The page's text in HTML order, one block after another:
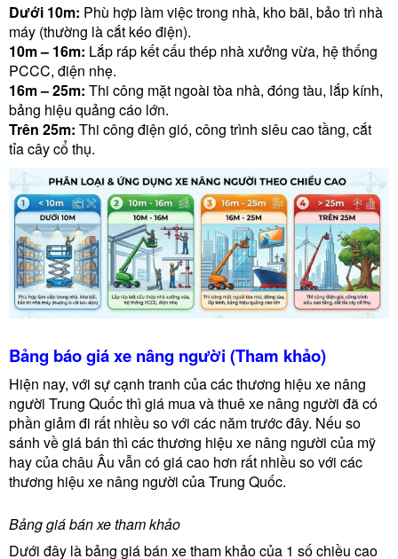
Dưới 10m: Phù hợp làm việc trong nhà, kho bãi, bảo trì nhà
máy (thường là cắt kéo điện).
10m – 16m: Lắp ráp kết cấu thép nhà xưởng vừa, hệ thống
PCCC, điện nhẹ.
16m – 25m: Thi công mặt ngoài tòa nhà, đóng tàu, lắp kính,
bảng hiệu quảng cáo lớn.
Trên 25m: Thi công điện gió, công trình siêu cao tầng, cắt
tỉa cây cổ thụ.
Bảng báo giá xe nâng người (Tham khảo)
Hiện nay, với sự cạnh tranh của các thương hiệu xe nâng
người Trung Quốc thì giá mua và thuê xe nâng người đã có
phần giảm đi rất nhiều so với các năm trước đây. Nếu so
sánh về giá bán thì các thương hiệu xe nâng người của mỹ
hay của châu Âu vẫn có giá cao hơn rất nhiều so với các
thương hiệu xe nâng người của Trung Quốc.
Bảng giá bán xe tham khảo
Dưới đây là bảng giá bán xe tham khảo của 1 số chiều cao